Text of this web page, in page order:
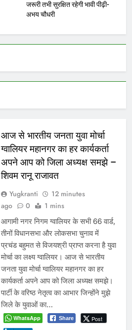
जरूरी तभी सुरक्षित रहेगी भावी पीढ़ी-
अभय चौधरी
आज से भारतीय जनता युवा मोर्चा
ग्वालियर महानगर का हर कार्यकर्ता
अपने आप को जिला अध्यक्ष समझे –
शिवम रानू राजावत
Yugkranti
12 minutes
ago
0 1 mins
आगामी नगर निगम ग्वालियर के सभी 66 वार्ड,
तीनों विधानसभा और लोकसभा चुनाव में
प्रचंड बहुमत से विजयश्री प्राप्त करना है युवा
मोर्चा का लक्ष्य ग्वालियर। आज से भारतीय
जनता युवा मोर्चा ग्वालियर महानगर का हर
कार्यकर्ता अपने आप को जिला अध्यक्ष समझे।
पार्टी के वरिष्ठ नेतृत्व का आभार जिन्होंने मुझे
जिले के युवाओं का…
WhatsApp Share Post